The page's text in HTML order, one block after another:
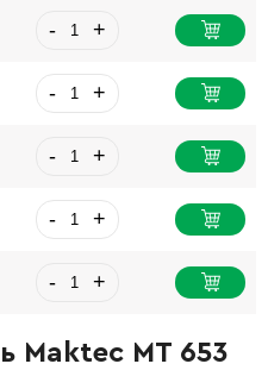
- +
- +
- +
- +
- +
Maktec MT 653